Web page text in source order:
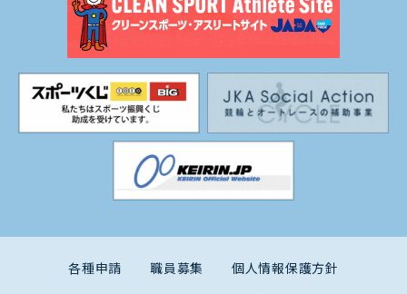
各種申請 職員募集 個人情報保護方針